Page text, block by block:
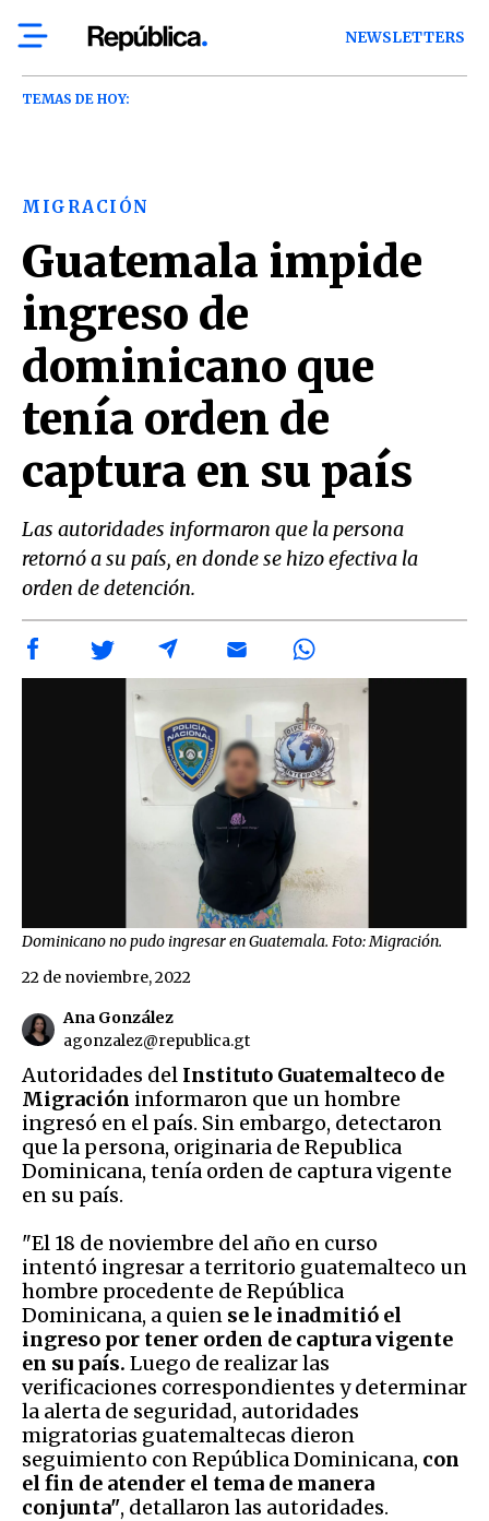
NEWSLETTERS
TEMAS DE HOY:
MIGRACIÓN
Guatemala impide
ingreso de
dominicano que
tenía orden de
captura en su país
Las autoridades informaron que la persona
retornó a su país, en donde se hizo efectiva la
orden de detención.
Dominicano no pudo ingresar en Guatemala. Foto: Migración.
Ana González
agonzalez@republica.gt
22 de noviembre, 2022
Autoridades del Instituto Guatemalteco de
Migración informaron que un hombre
ingresó en el país. Sin embargo, detectaron
que la persona, originaria de Republica
Dominicana, tenía orden de captura vigente
en su país.
"El 18 de noviembre del año en curso
intentó ingresar a territorio guatemalteco un
hombre procedente de República
Dominicana, a quien se le inadmitió el
ingreso por tener orden de captura vigente
en su país. Luego de realizar las
verificaciones correspondientes y determinar
la alerta de seguridad, autoridades
migratorias guatemaltecas dieron
seguimiento con República Dominicana, con
el fin de atender el tema de manera
conjunta", detallaron las autoridades.